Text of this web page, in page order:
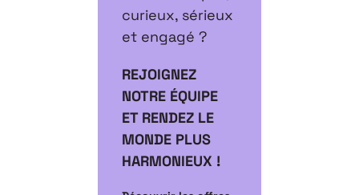
curieux, sérieux
et engagé ?
REJOIGNEZ
NOTRE ÉQUIPE
ET RENDEZ LE
MONDE PLUS
HARMONIEUX !